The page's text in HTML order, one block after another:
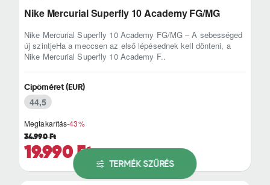
Nike Mercurial Superfly 10 Academy FG/MG
Nike Mercurial Superfly 10 Academy FG/MG – A sebességed
új szintjeHa a meccsen az első lépésednek kell dönteni, a
Nike Mercurial Superfly 10 Academy F..
Megtakarítás-43%
19.990 Ft
34.990 Ft
Cipőméret (EUR)
44,5
TERMÉK SZŰRÉS